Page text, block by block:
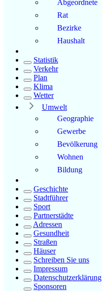
Abgeordnete
Rat
Bezirke
Haushalt
Statistik
Verkehr
Plan
Klima
Wetter
Umwelt
Geographie
Gewerbe
Bevölkerung
Wohnen
Bildung
Geschichte
Stadtführer
Sport
Partnerstädte
Adressen
Gesundheit
Straßen
Häuser
Schreiben Sie uns
Impressum
Datenschutzerklärung
Sponsoren